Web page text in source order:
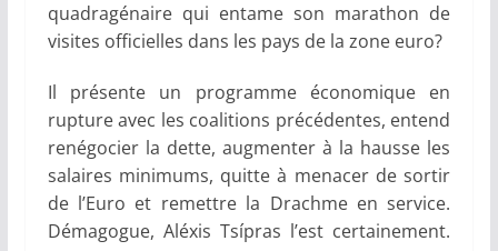
quadragénaire qui entame son marathon de
visites officielles dans les pays de la zone euro?
Il présente un programme économique en
rupture avec les coalitions précédentes, entend
renégocier la dette, augmenter à la hausse les
salaires minimums, quitte à menacer de sortir
de l’Euro et remettre la Drachme en service.
Démagogue, Aléxis Tsípras l’est certainement.